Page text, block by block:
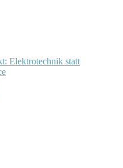
Elektrotechnik statt